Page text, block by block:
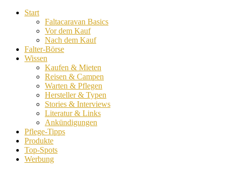
Start
Faltacaravan Basics
Vor dem Kauf
Nach dem Kauf
Falter-Börse
Wissen
Kaufen & Mieten
Reisen & Campen
Warten & Pflegen
Hersteller & Typen
Stories & Interviews
Literatur & Links
Ankündigungen
Pflege-Tipps
Produkte
Top-Spots
Werbung